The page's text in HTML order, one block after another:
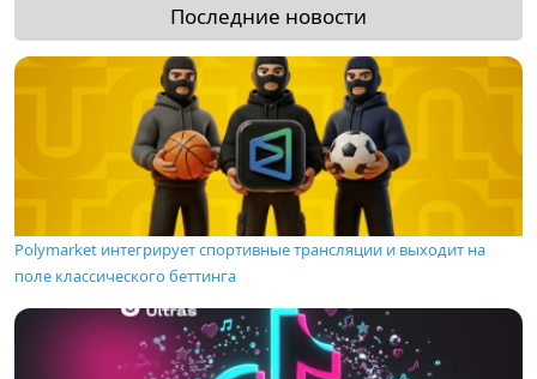
Последние новости
Polymarket интегрирует спортивные трансляции и выходит на
поле классического беттинга